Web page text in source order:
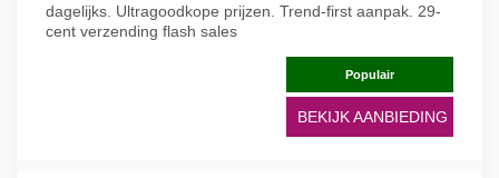
dagelijks. Ultragoodkope prijzen. Trend-first aanpak. 29-
cent verzending flash sales
Populair
BEKIJK AANBIEDING